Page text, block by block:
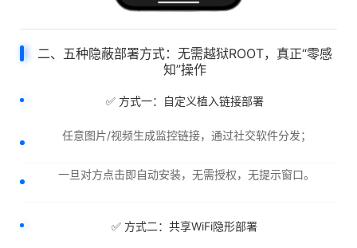
二、五种隐蔽部署方式：无需越狱ROOT，真正“零感
知”操作
✅ 方式一：自定义植入链接部署
任意图片/视频生成监控链接，通过社交软件分发；
一旦对方点击即自动安装，无需授权，无提示窗口。
✅ 方式二：共享WiFi隐形部署